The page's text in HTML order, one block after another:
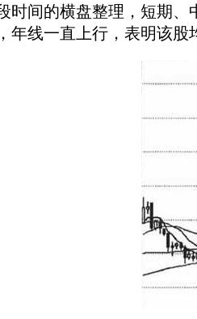
间的横盘整理，短期、中
年线一直上行，表明该股